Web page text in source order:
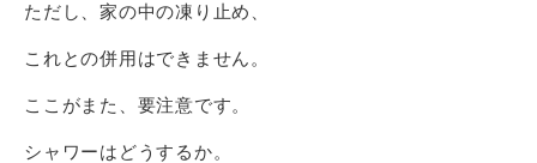
ただし、家の中の凍り止め、
これとの併用はできません。
ここがまた、要注意です。
シャワーはどうするか。